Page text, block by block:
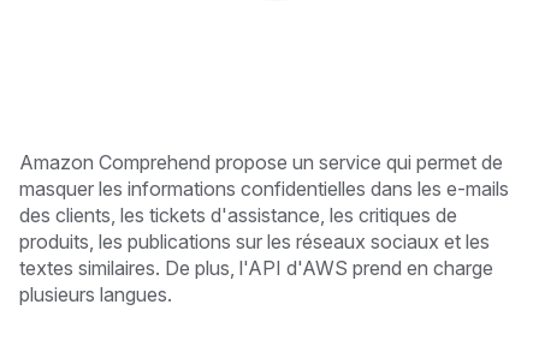
Amazon Comprehend propose un service qui permet de
masquer les informations confidentielles dans les e-mails
des clients, les tickets d'assistance, les critiques de
produits, les publications sur les réseaux sociaux et les
textes similaires. De plus, l'API d'AWS prend en charge
plusieurs langues.